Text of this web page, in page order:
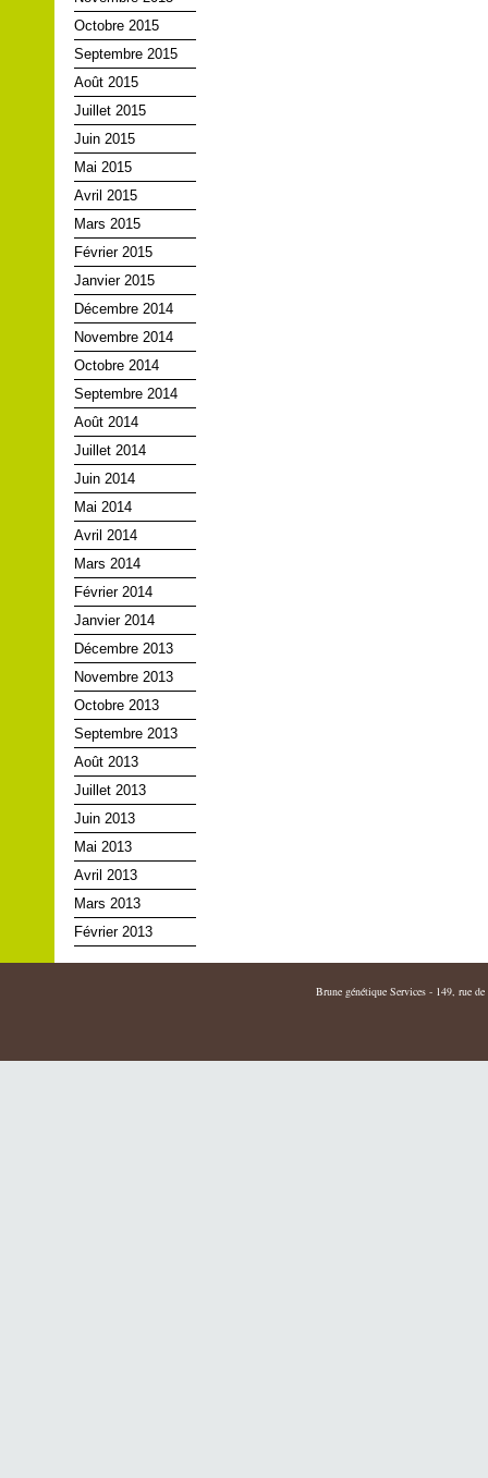
Octobre 2015
Septembre 2015
Août 2015
Juillet 2015
Juin 2015
Mai 2015
Avril 2015
Mars 2015
Février 2015
Janvier 2015
Décembre 2014
Novembre 2014
Octobre 2014
Septembre 2014
Août 2014
Juillet 2014
Juin 2014
Mai 2014
Avril 2014
Mars 2014
Février 2014
Janvier 2014
Décembre 2013
Novembre 2013
Octobre 2013
Septembre 2013
Août 2013
Juillet 2013
Juin 2013
Mai 2013
Avril 2013
Mars 2013
Février 2013
Brune génétique Services - 149, rue